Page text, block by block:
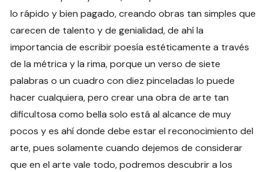
lo rápido y bien pagado, creando obras tan simples que
carecen de talento y de genialidad, de ahí la
importancia de escribir poesía estéticamente a través
de la métrica y la rima, porque un verso de siete
palabras o un cuadro con diez pinceladas lo puede
hacer cualquiera, pero crear una obra de arte tan
dificultosa como bella solo está al alcance de muy
pocos y es ahí donde debe estar el reconocimiento del
arte, pues solamente cuando dejemos de considerar
que en el arte vale todo, podremos descubrir a los